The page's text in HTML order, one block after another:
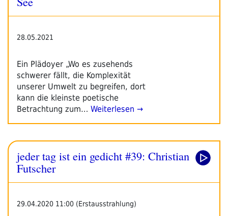
28.05.2021
Ein Plädoyer „Wo es zusehends
schwerer fällt, die Komplexität
unserer Umwelt zu begreifen, dort
kann die kleinste poetische
Betrachtung zum… Weiterlesen →
jeder tag ist ein gedicht #39: Christian
Futscher
29.04.2020 11:00 (Erstausstrahlung)